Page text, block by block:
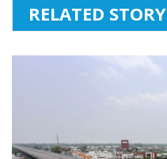
RELATED STORY